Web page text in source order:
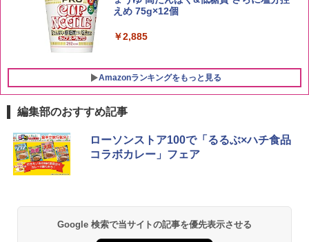
￥3,396
入 700ml
￥19,860
えめ 75g×12個
￥2,885
Amazonランキングをもっと見る
1
[山善] スチームオーブンレンジ 25L 一人
暮らし 二人暮らし フラットテーブル ス
チーム調理 自動メニュー19種搭載 角皿
編集部のおすすめ記事
ローソンストア100で「るるぶ×ハチ食品
コラボカレー」フェア
Google 検索で当サイトの記事を優先表示させる